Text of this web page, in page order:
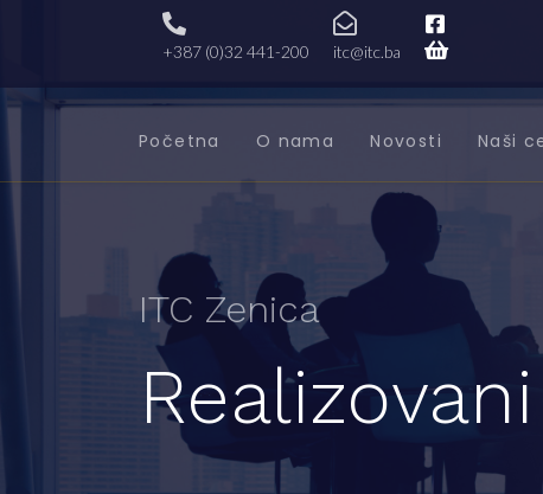
+387 (0)32 441-200 itc@itc.ba
Početna O nama Novosti Naši
ITC Zenica